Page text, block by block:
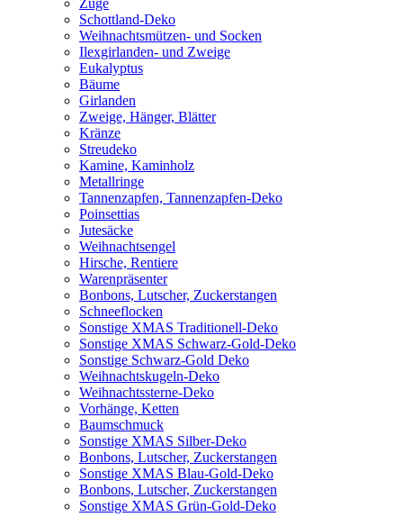
Schottland-Deko
Weihnachtsmützen- und Socken
Ilexgirlanden- und Zweige
Eukalyptus
Bäume
Girlanden
Zweige, Hänger, Blätter
Kränze
Streudeko
Kamine, Kaminholz
Metallringe
Tannenzapfen, Tannenzapfen-Deko
Poinsettias
Jutesäcke
Weihnachtsengel
Hirsche, Rentiere
Warenpräsenter
Bonbons, Lutscher, Zuckerstangen
Schneeflocken
Sonstige XMAS Traditionell-Deko
Sonstige XMAS Schwarz-Gold-Deko
Sonstige Schwarz-Gold Deko
Weihnachtskugeln-Deko
Weihnachtssterne-Deko
Vorhänge, Ketten
Baumschmuck
Sonstige XMAS Silber-Deko
Bonbons, Lutscher, Zuckerstangen
Sonstige XMAS Blau-Gold-Deko
Bonbons, Lutscher, Zuckerstangen
Sonstige XMAS Grün-Gold-Deko